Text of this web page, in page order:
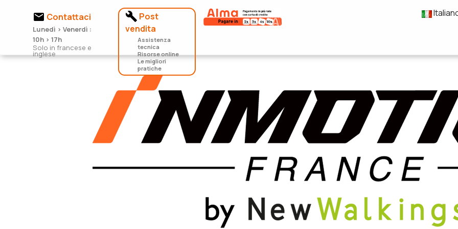
 Contattaci
Lunedì > Venerdì :
10h > 17h
Solo in francese e
inglese
 Post
vendita
Assistenza
tecnica
Risorse online
Le migliori
pratiche